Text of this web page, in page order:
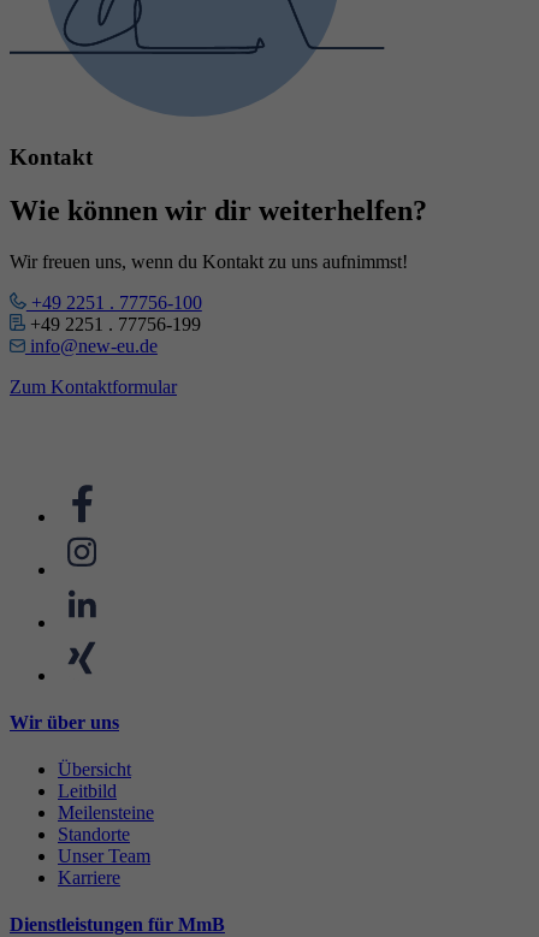
Kontakt
Wie können wir dir weiterhelfen?
Wir freuen uns, wenn du Kontakt zu uns aufnimmst!
+49 2251 . 77756-100
+49 2251 . 77756-199
info@new-eu.de
Zum Kontaktformular
Wir über uns
Übersicht
Leitbild
Meilensteine
Standorte
Unser Team
Karriere
Dienstleistungen für MmB